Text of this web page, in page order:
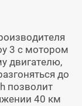
3 c мотором
двигателю,
до
позволит
40 км